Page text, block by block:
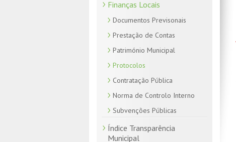
Finanças Locais
Documentos Previsonais
Prestação de Contas
Património Municipal
Protocolos
Contratação Pública
Norma de Controlo Interno
Subvenções Públicas
Índice Transparência
Municipal